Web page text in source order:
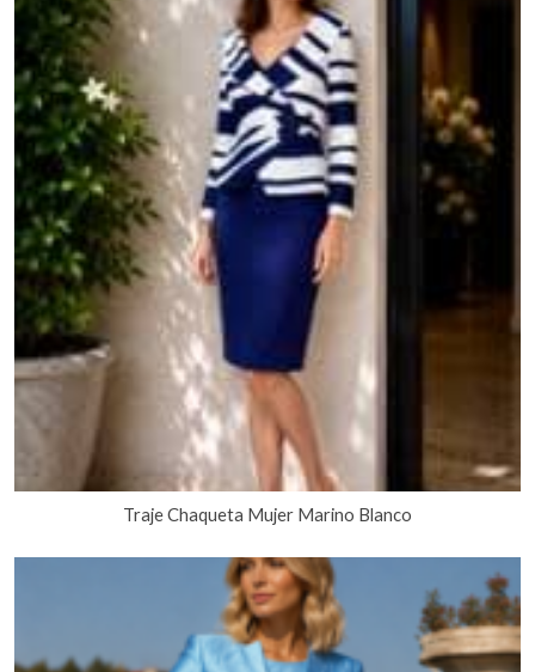
Traje Chaqueta Mujer Marino Blanco